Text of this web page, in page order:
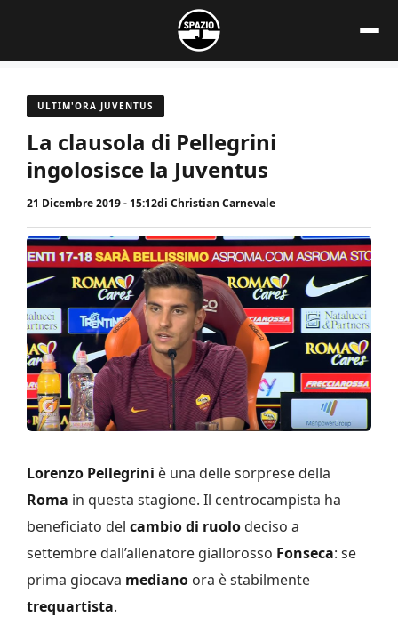
contenuto
ULTIM'ORA JUVENTUS
La clausola di Pellegrini
ingolosisce la Juventus
21 Dicembre 2019 - 15:12di Christian Carnevale
Lorenzo Pellegrini è una delle sorprese della
Roma in questa stagione. Il centrocampista ha
beneficiato del cambio di ruolo deciso a
settembre dall’allenatore giallorosso Fonseca: se
prima giocava mediano ora è stabilmente
trequartista.